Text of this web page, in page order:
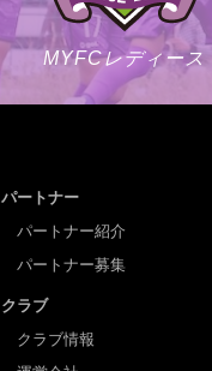
MYFCレディース
パートナー
パートナー紹介
パートナー募集
クラブ
クラブ情報